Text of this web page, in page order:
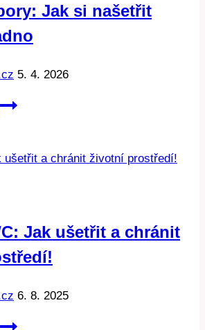
Jak si našetřit
5. 4. 2026
Jak ušetřit a chránit
6. 8. 2025